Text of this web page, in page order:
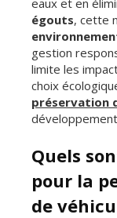
eaux et en
égouts, cette
gestion
limite les
choix
préservation
Quels
pour la
de